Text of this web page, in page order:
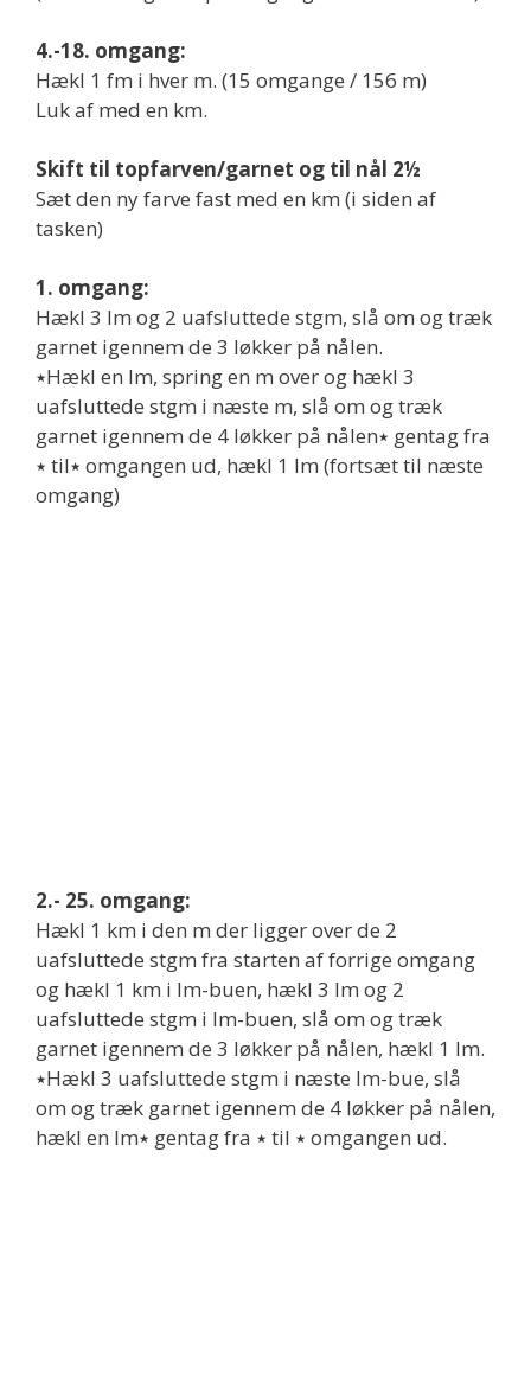
4.-18. omgang:
Hækl 1 fm i hver m. (15 omgange / 156 m)
Luk af med en km.
Skift til topfarven/garnet og til nål 2½
Sæt den ny farve fast med en km (i siden af
tasken)
1. omgang:
Hækl 3 lm og 2 uafsluttede stgm, slå om og træk
garnet igennem de 3 løkker på nålen.
٭Hækl en lm, spring en m over og hækl 3
uafsluttede stgm i næste m, slå om og træk
garnet igennem de 4 løkker på nålen٭ gentag fra
٭ til٭ omgangen ud, hækl 1 lm (fortsæt til næste
omgang)
2.- 25. omgang:
Hækl 1 km i den m der ligger over de 2
uafsluttede stgm fra starten af forrige omgang
og hækl 1 km i lm-buen, hækl 3 lm og 2
uafsluttede stgm i lm-buen, slå om og træk
garnet igennem de 3 løkker på nålen, hækl 1 lm.
٭Hækl 3 uafsluttede stgm i næste lm-bue, slå
om og træk garnet igennem de 4 løkker på nålen,
hækl en lm٭ gentag fra ٭ til ٭ omgangen ud.